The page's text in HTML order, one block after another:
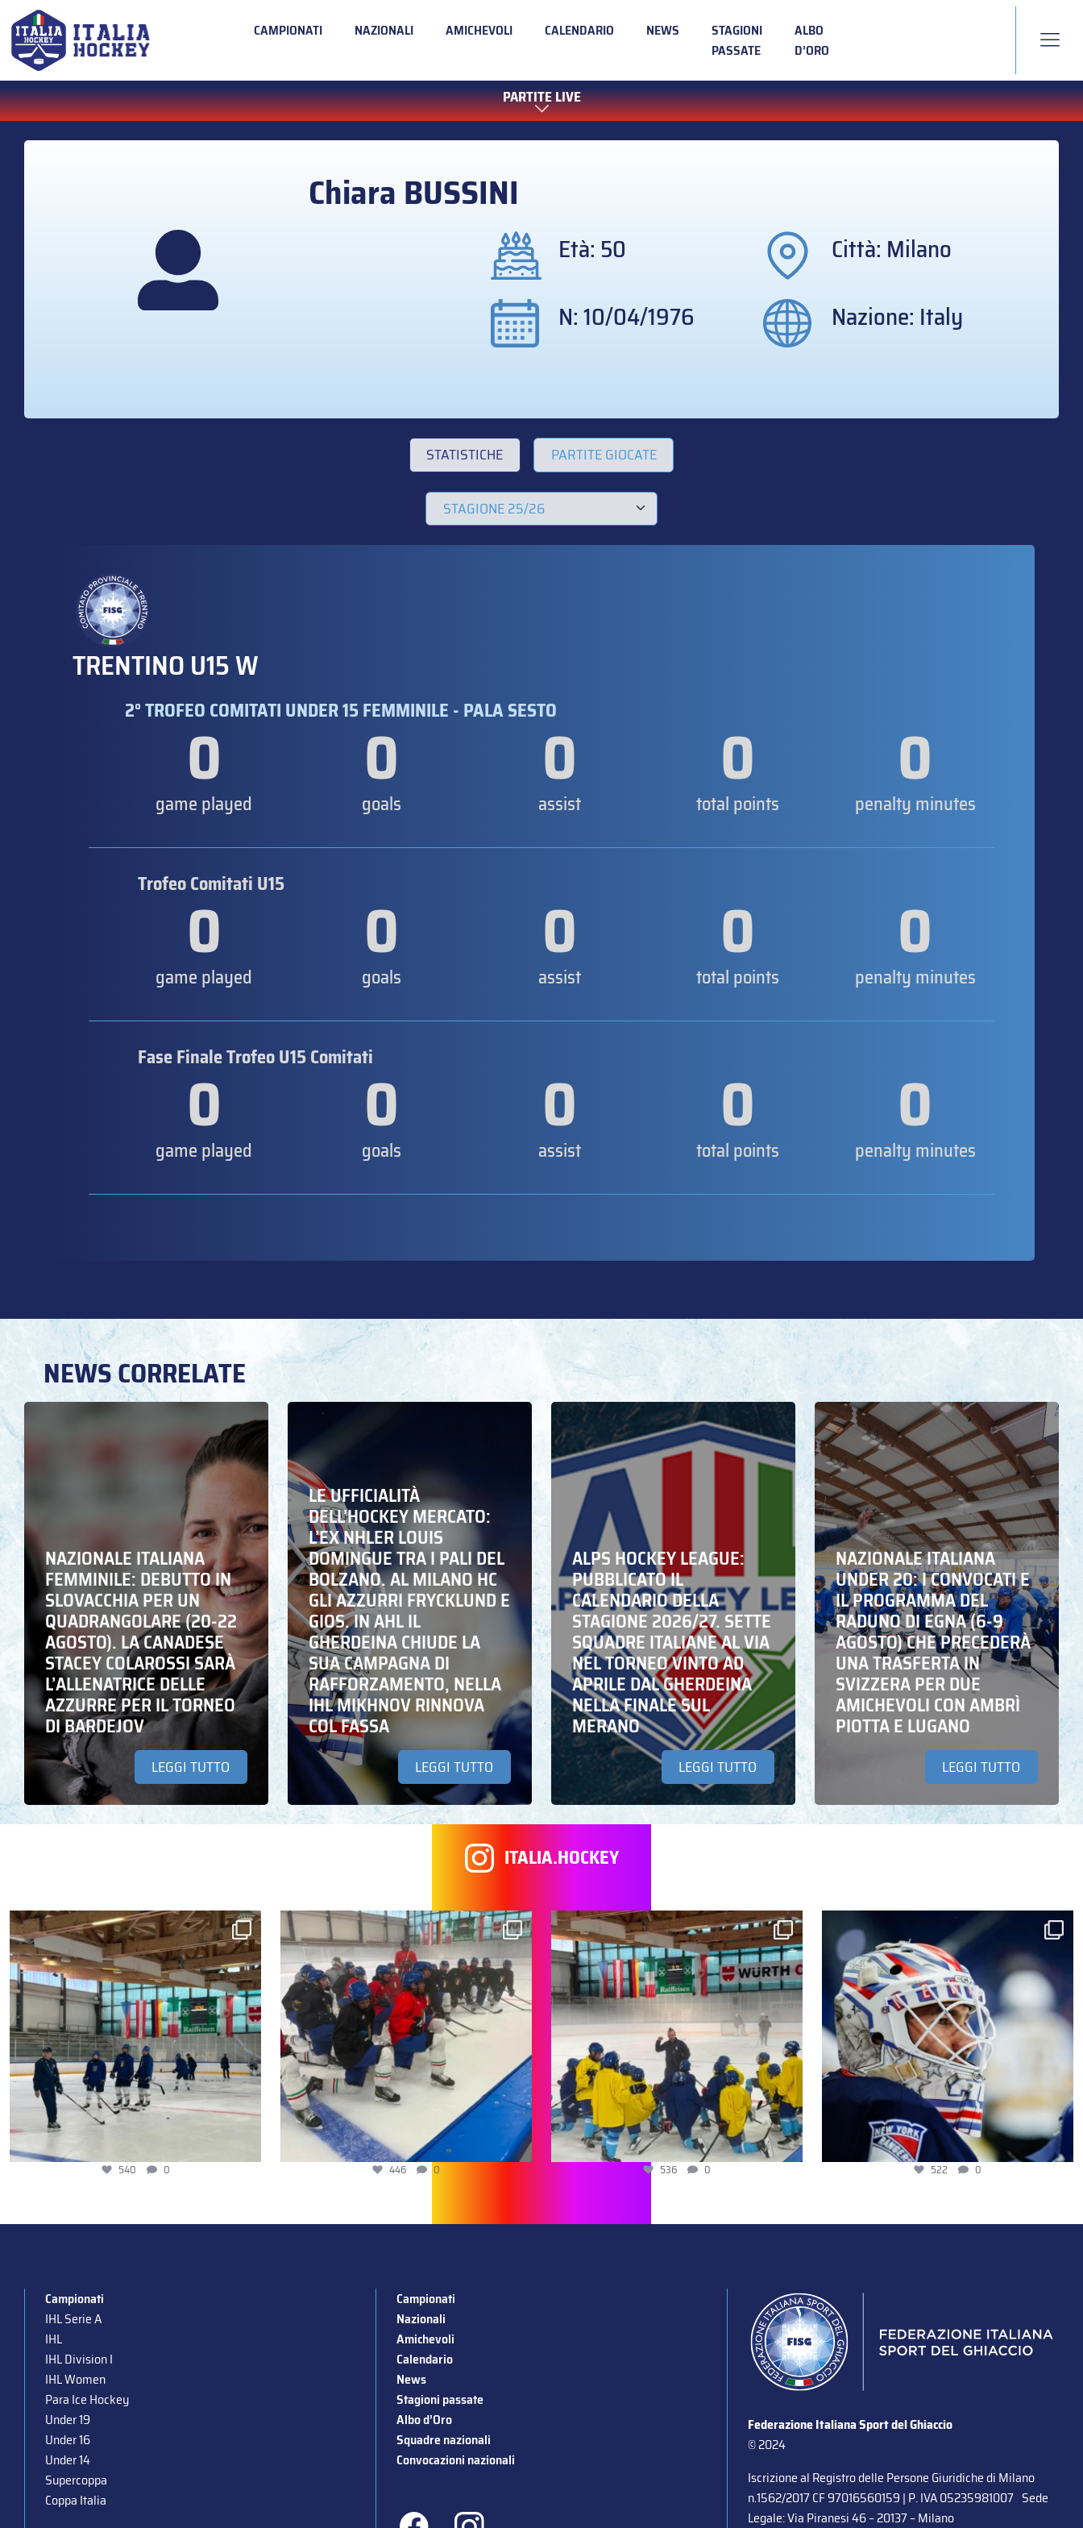
CAMPIONATI NAZIONALI AMICHEVOLI CALENDARIO NEWS
STAGIONI
PASSATE
ALBO
D’ORO
PARTITE LIVE
Chiara BUSSINI
Età: 50
Città: Milano
N: 10/04/1976
Nazione: Italy
STATISTICHE PARTITE GIOCATE
TRENTINO U15 W
2° TROFEO COMITATI UNDER 15 FEMMINILE - PALA SESTO
0
game played 0
goals 0
assist 0
total points 0
penalty minutes
Trofeo Comitati U15
0
game played 0
goals 0
assist 0
total points 0
penalty minutes
Fase Finale Trofeo U15 Comitati
0
game played 0
goals 0
assist 0
total points 0
penalty minutes
NEWS CORRELATE
NAZIONALE ITALIANA
FEMMINILE: DEBUTTO IN
SLOVACCHIA PER UN
QUADRANGOLARE (20-22
AGOSTO). LA CANADESE
STACEY COLAROSSI SARÀ
L’ALLENATRICE DELLE
AZZURRE PER IL TORNEO
DI BARDEJOV
LEGGI TUTTO
LE UFFICIALITÀ
DELL’HOCKEY MERCATO:
L’EX NHLER LOUIS
DOMINGUE TRA I PALI DEL
BOLZANO. AL MILANO HC
GLI AZZURRI FRYCKLUND E
GIOS. IN AHL IL
GHERDEINA CHIUDE LA
SUA CAMPAGNA DI
RAFFORZAMENTO, NELLA
IHL MIKHNOV RINNOVA
COL FASSA
LEGGI TUTTO
ALPS HOCKEY LEAGUE:
PUBBLICATO IL
CALENDARIO DELLA
STAGIONE 2026/27. SETTE
SQUADRE ITALIANE AL VIA
NEL TORNEO VINTO AD
APRILE DAL GHERDEINA
NELLA FINALE SUL
MERANO
LEGGI TUTTO
NAZIONALE ITALIANA
UNDER 20: I CONVOCATI E
IL PROGRAMMA DEL
RADUNO DI EGNA (6-9
AGOSTO) CHE PRECEDERÀ
UNA TRASFERTA IN
SVIZZERA PER DUE
AMICHEVOLI CON AMBRÌ
PIOTTA E LUGANO
LEGGI TUTTO
ITALIA.HOCKEY
540 0 446 0 536 0 522 0
Campionati
IHL Serie A
IHL
IHL Division I
IHL Women
Para Ice Hockey
Under 19
Under 16
Under 14
Supercoppa
Coppa Italia
Campionati
Nazionali
Amichevoli
Calendario
News
Stagioni passate
Albo d’Oro
Squadre nazionali
Convocazioni nazionali
Federazione Italiana Sport del Ghiaccio
© 2024
Iscrizione al Registro delle Persone Giuridiche di Milano
n.1562/2017 CF 97016560159 | P. IVA 05235981007 Sede
Legale: Via Piranesi 46 – 20137 – Milano